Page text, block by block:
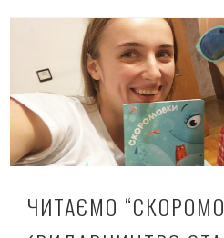
ЧИТАЄМО